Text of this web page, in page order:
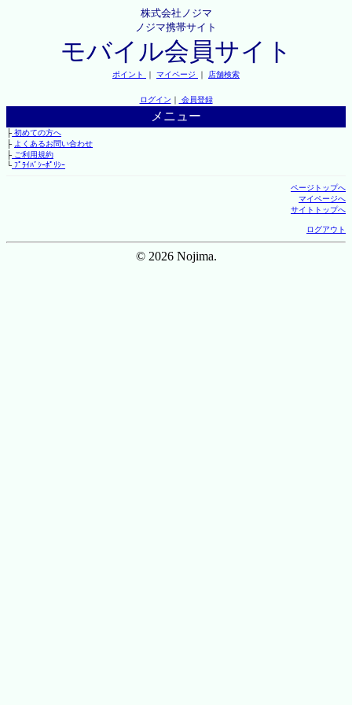
株式会社ノジマ
ノジマ携帯サイト
モバイル会員サイト
ポイント ｜ マイページ ｜ 店舗検索
ログイン ｜ 会員登録
メニュー
├初めての方へ
├ よくあるお問い合わせ
├ご利用規約
└ﾌﾟﾗｲﾊﾞｼｰﾎﾟﾘｼｰ
ページトップへ
マイページへ
サイトトップへ
ログアウト
© 2026 Nojima.